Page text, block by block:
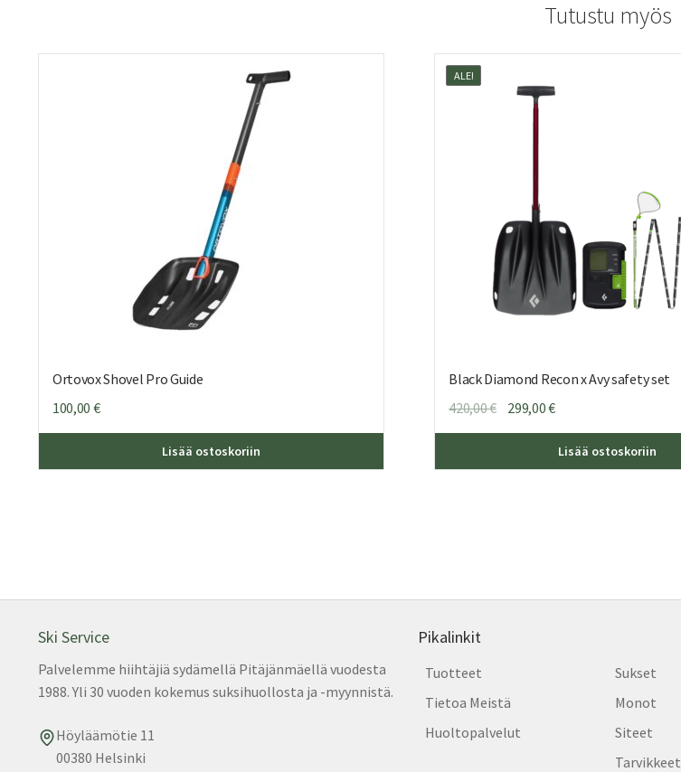
Tutustu myös
Ortovox Shovel Pro Guide
100,00 €
Lisää ostoskoriin
Black Diamond Recon x Avy safety set
ALE!
420,00€ Alkuperäinen
hinta
420,00 €.
299,00€Nykyinen
hinta
on:
299,00 €.
Lisää ostoskoriin
Ski Service
Palvelemme hiihtäjiä sydämellä Pitäjänmäellä vuodesta
1988. Yli 30 vuoden kokemus suksihuollosta ja -myynnistä.
Höyläämötie 11
00380 Helsinki
Pikalinkit
Tuotteet
Tietoa Meistä
Huoltopalvelut
Sukset
Monot
Siteet
Tarvikkeet